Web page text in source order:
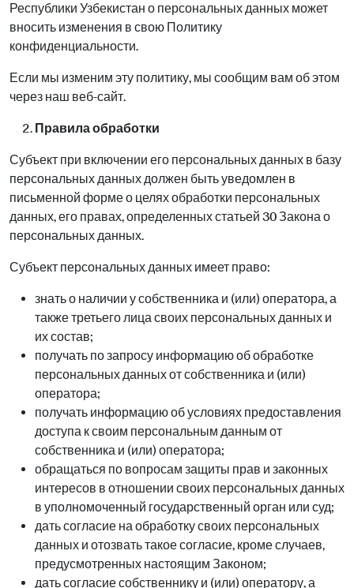
Республики Узбекистан о персональных данных может
вносить изменения в свою Политику
конфиденциальности.
Если мы изменим эту политику, мы сообщим вам об этом
через наш веб-сайт.
Правила обработки
Субъект при включении его персональных данных в базу
персональных данных должен быть уведомлен в
письменной форме о целях обработки персональных
данных, его правах, определенных статьей 30 Закона о
персональных данных.
Субъект персональных данных имеет право:
знать о наличии у собственника и (или) оператора, а
также третьего лица своих персональных данных и
их состав;
получать по запросу информацию об обработке
персональных данных от собственника и (или)
оператора;
получать информацию об условиях предоставления
доступа к своим персональным данным от
собственника и (или) оператора;
обращаться по вопросам защиты прав и законных
интересов в отношении своих персональных данных
в уполномоченный государственный орган или суд;
дать согласие на обработку своих персональных
данных и отозвать такое согласие, кроме случаев,
предусмотренных настоящим Законом;
дать согласие собственнику и (или) оператору, а